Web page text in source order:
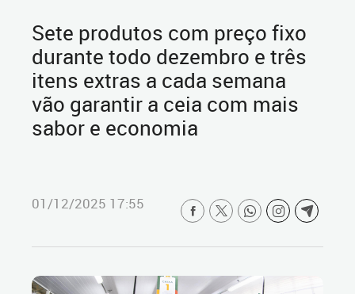
Sete produtos com preço fixo
durante todo dezembro e três
itens extras a cada semana
vão garantir a ceia com mais
sabor e economia
01/12/2025 17:55